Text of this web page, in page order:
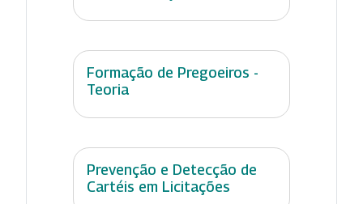
Formação de Pregoeiros -
Teoria
Prevenção e Detecção de
Cartéis em Licitações